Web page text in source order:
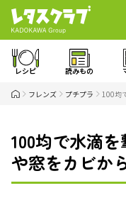
レシピ 読みもの
フレンズ プチプラ 100均
100均で水滴
や窓をカビか